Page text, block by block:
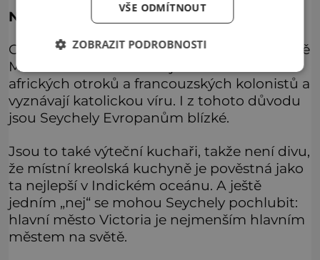
Nejlepší kuchyně v Indickém oceánu
Celé 4/5 Seychelanů žijí na největším ostrově
Mahé. Většina místních jsou míšenci
afrických otroků a francouzských kolonistů a
vyznávají katolickou víru. I z tohoto důvodu
jsou Seychely Evropanům blízké.
Jsou to také výteční kuchaři, takže není divu,
že místní kreolská kuchyně je pověstná jako
ta nejlepší v Indickém oceánu. A ještě
jedním „nej“ se mohou Seychely pochlubit:
hlavní město Victoria je nejmenším hlavním
městem na světě.
VŠE ODMÍTNOUT
ZOBRAZIT PODROBNOSTI